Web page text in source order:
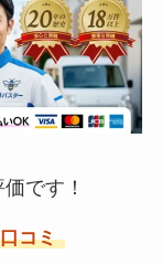
です！
コミ